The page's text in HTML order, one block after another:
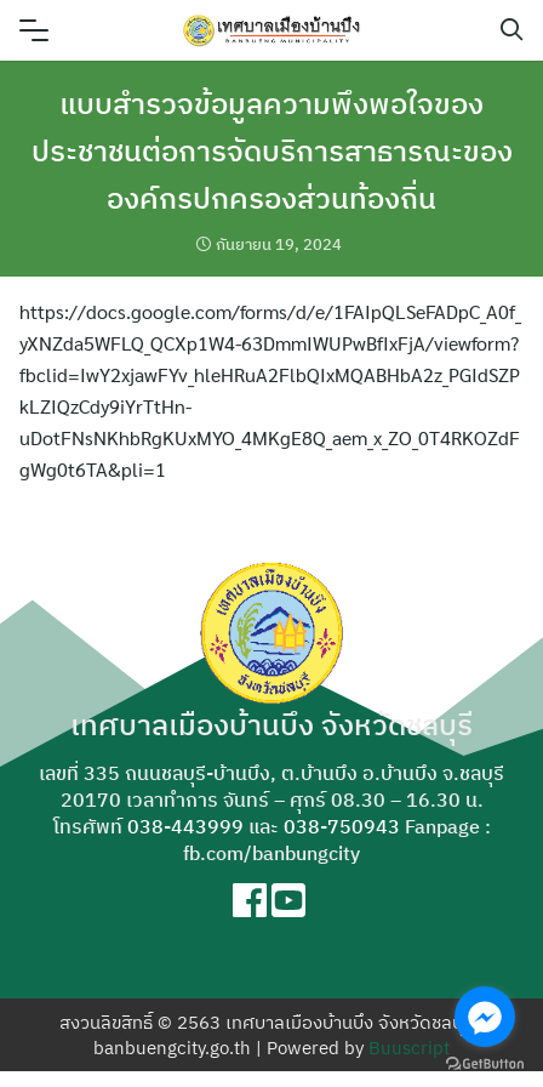
Skip
แบบสำรวจข้อมูลความพึงพอใจของ
ประชาชนต่อการจัดบริการสาธารณะของ
องค์กรปกครองส่วนท้องถิ่น
กันยายน 19, 2024
https://docs.google.com/forms/d/e/1FAIpQLSeFADpC_A0f_
yXNZda5WFLQ_QCXp1W4-63DmmIWUPwBfIxFjA/viewform?
fbclid=IwY2xjawFYv_hleHRuA2FlbQIxMQABHbA2z_PGIdSZP
kLZIQzCdy9iYrTtHn-
uDotFNsNKhbRgKUxMYO_4MKgE8Q_aem_x_ZO_0T4RKOZdF
gWg0t6TA&pli=1
เทศบาลเมืองบ้านบึง จังหวัดชลบุรี
เลขที่ 335 ถนนชลบุรี-บ้านบึง, ต.บ้านบึง อ.บ้านบึง จ.ชลบุรี
20170 เวลาทำการ จันทร์ – ศุกร์ 08.30 – 16.30 น.
โทรศัพท์038-443999 และ 038-750943 Fanpage :
fb.com/banbungcity
สงวนลิขสิทธิ์ © 2563 เทศบาลเมืองบ้านบึง จังหวัดชลบุรี |
banbuengcity.go.th | Powered by Buuscript